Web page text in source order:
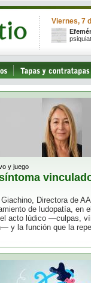
Viernes, 7
y juego
Directora de
de ludopatía, en
acto lúdico —culpas,
y la función que la